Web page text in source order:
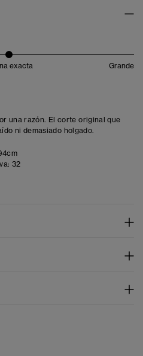
exacta Grande
una razón. El corte original que
ni demasiado holgado.
32